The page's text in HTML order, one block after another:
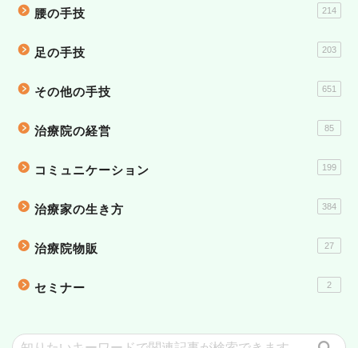
腰の手技 214
足の手技 203
その他の手技 651
治療院の経営 85
コミュニケーション 199
治療家の生き方 384
治療院物販 27
セミナー 2